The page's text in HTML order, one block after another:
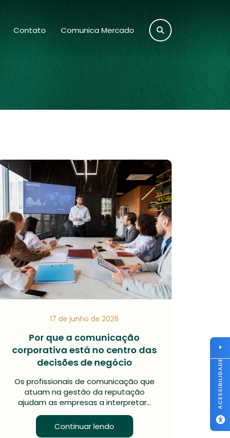
Contato Comunica Mercado
17 de junho de 2026
Por que a comunicação
corporativa está no centro das
decisões de negócio
Os profissionais de comunicação que
atuam na gestão da reputação
ajudam as empresas a interpretar…
Continuar lendo
ACESSIBILIDADE